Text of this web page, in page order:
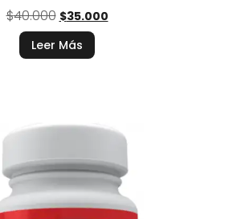
$40.000 $35.000
Leer Más